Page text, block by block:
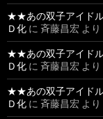
★★あの双子アイドル
Ｄ化 に 斉藤昌宏 より
★★あの双子アイドル
Ｄ化 に 斉藤昌宏 より
★★あの双子アイドル
Ｄ化 に 斉藤昌宏 より